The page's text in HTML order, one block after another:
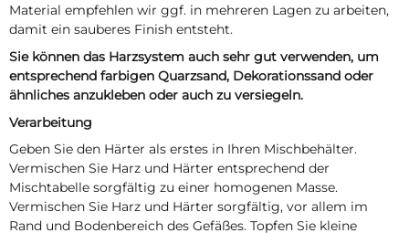
Material empfehlen wir ggf. in mehreren Lagen zu arbeiten,
damit ein sauberes Finish entsteht.
Sie können das Harzsystem auch sehr gut verwenden, um
entsprechend farbigen Quarzsand, Dekorationssand oder
ähnliches anzukleben oder auch zu versiegeln.
Verarbeitung
Geben Sie den Härter als erstes in Ihren Mischbehälter.
Vermischen Sie Harz und Härter entsprechend der
Mischtabelle sorgfältig zu einer homogenen Masse.
Vermischen Sie Harz und Härter sorgfältig, vor allem im
Rand und Bodenbereich des Gefäßes. Topfen Sie kleine